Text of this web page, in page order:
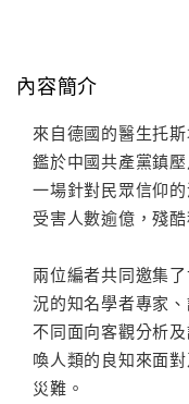
內容簡介
來自德國的醫生托
鑑於中國共產黨鎮
一場針對民眾信仰
受害人數逾億，殘
兩位編者共同邀集
況的知名學者專家
不同面向客觀分析
喚人類的良知來面
災難。